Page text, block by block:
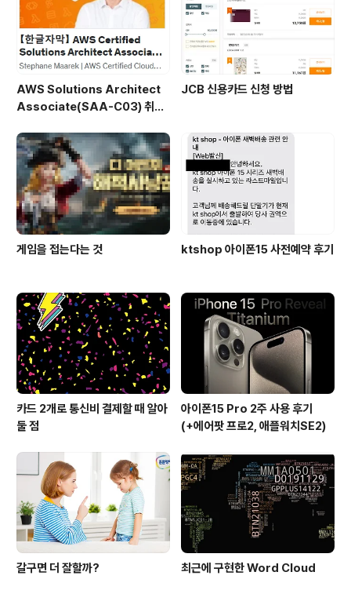
은 고치고. 더욱 자극받아서 다음번에는 더더욱 좋은 결과
만들어내길 바란다. 기자의..
AWS Solutions Architect
Associate(SAA-C03) 취득
JCB 신용카드 신청 방법
게임을 접는다는 것 ktshop 아이폰15 사전예약 후기
카드 2개로 통신비 결제할 때 알아
둘 점
아이폰15 Pro 2주 사용 후기
(+에어팟 프로2, 애플워치SE2)
갈구면 더 잘할까? 최근에 구현한 Word Cloud